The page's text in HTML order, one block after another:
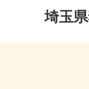
埼玉